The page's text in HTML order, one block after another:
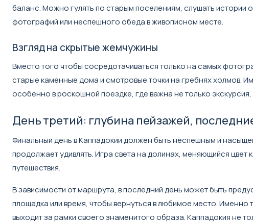
баланс. Можно гулять по старым поселениям, слушать истории
фотографий или неспешного обеда в живописном месте.
Взгляд на скрытые жемчужины
Вместо того чтобы сосредотачиваться только на самых
старые каменные дома и смотровые точки на гребнях холмов.
особенно в роскошной поездке, где важна не только
День третий: глубина пейзажей,
Финальный день в Каппадокии должен быть неспешным и
продолжает удивлять. Игра света на долинах, меняющийся
путешествия.
В зависимости от маршрута, в последний день может быть
площадка или время, чтобы вернуться в любимое место.
выходит за рамки своего знаменитого образа. Каппадокия не